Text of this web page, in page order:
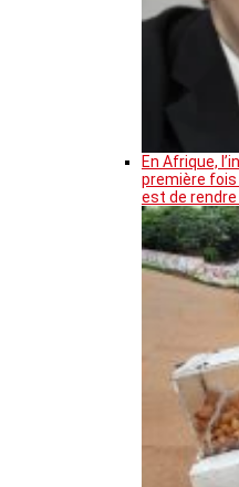
En Afrique,
première fois
est de rendre